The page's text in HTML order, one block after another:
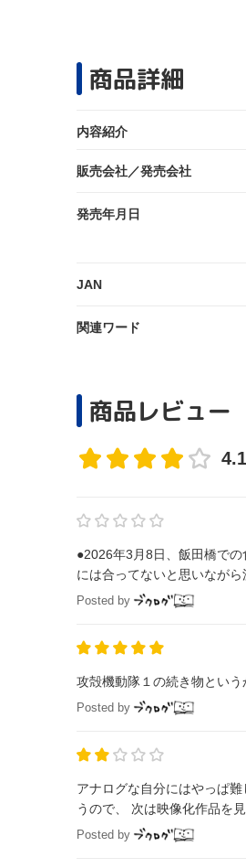
商品詳細
内容紹介
販売会社／発売会社
発売年月日
JAN
関連ワード
商品レビュー
4.1
●2026年3月8日、飯田橋での食
Posted by
Posted by
アナログな自分にはやっぱ
うので、 次は映像化作品を見
Posted by